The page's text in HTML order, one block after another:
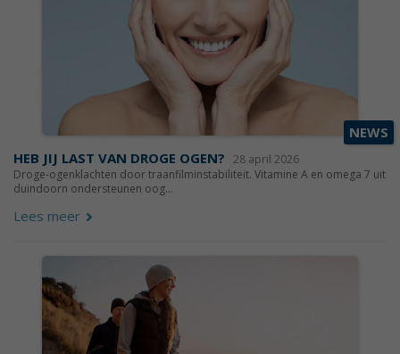
NEWS
HEB JIJ LAST VAN DROGE OGEN? 28 april 2026
Droge-ogenklachten door traanfilminstabiliteit. Vitamine A en omega 7 uit
duindoorn ondersteunen oog...
Lees meer